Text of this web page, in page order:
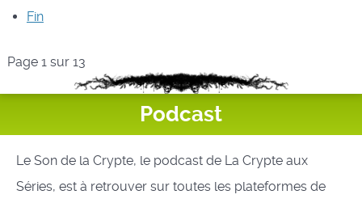
Fin
Page 1 sur 13
Podcast
Le Son de la Crypte, le podcast de La Crypte aux
Séries, est à retrouver sur toutes les plateformes de